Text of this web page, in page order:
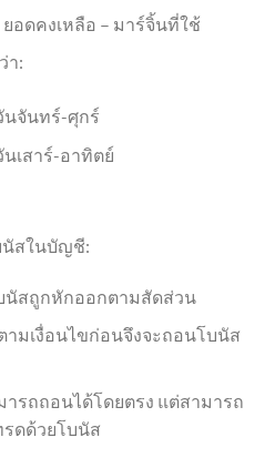
อดคงเหลือ – มาร์จิ้นที่ใช้
า:
นจันทร์-ศุกร์
นเสาร์-อาทิตย์
นัสในบัญชี:
นัสถูกหักออกตามสัดส่วน
ามเงื่อนไขก่อนจึงจะถอนโบนัส
รถถอนได้โดยตรง แต่สามารถ
รดด้วยโบนัส